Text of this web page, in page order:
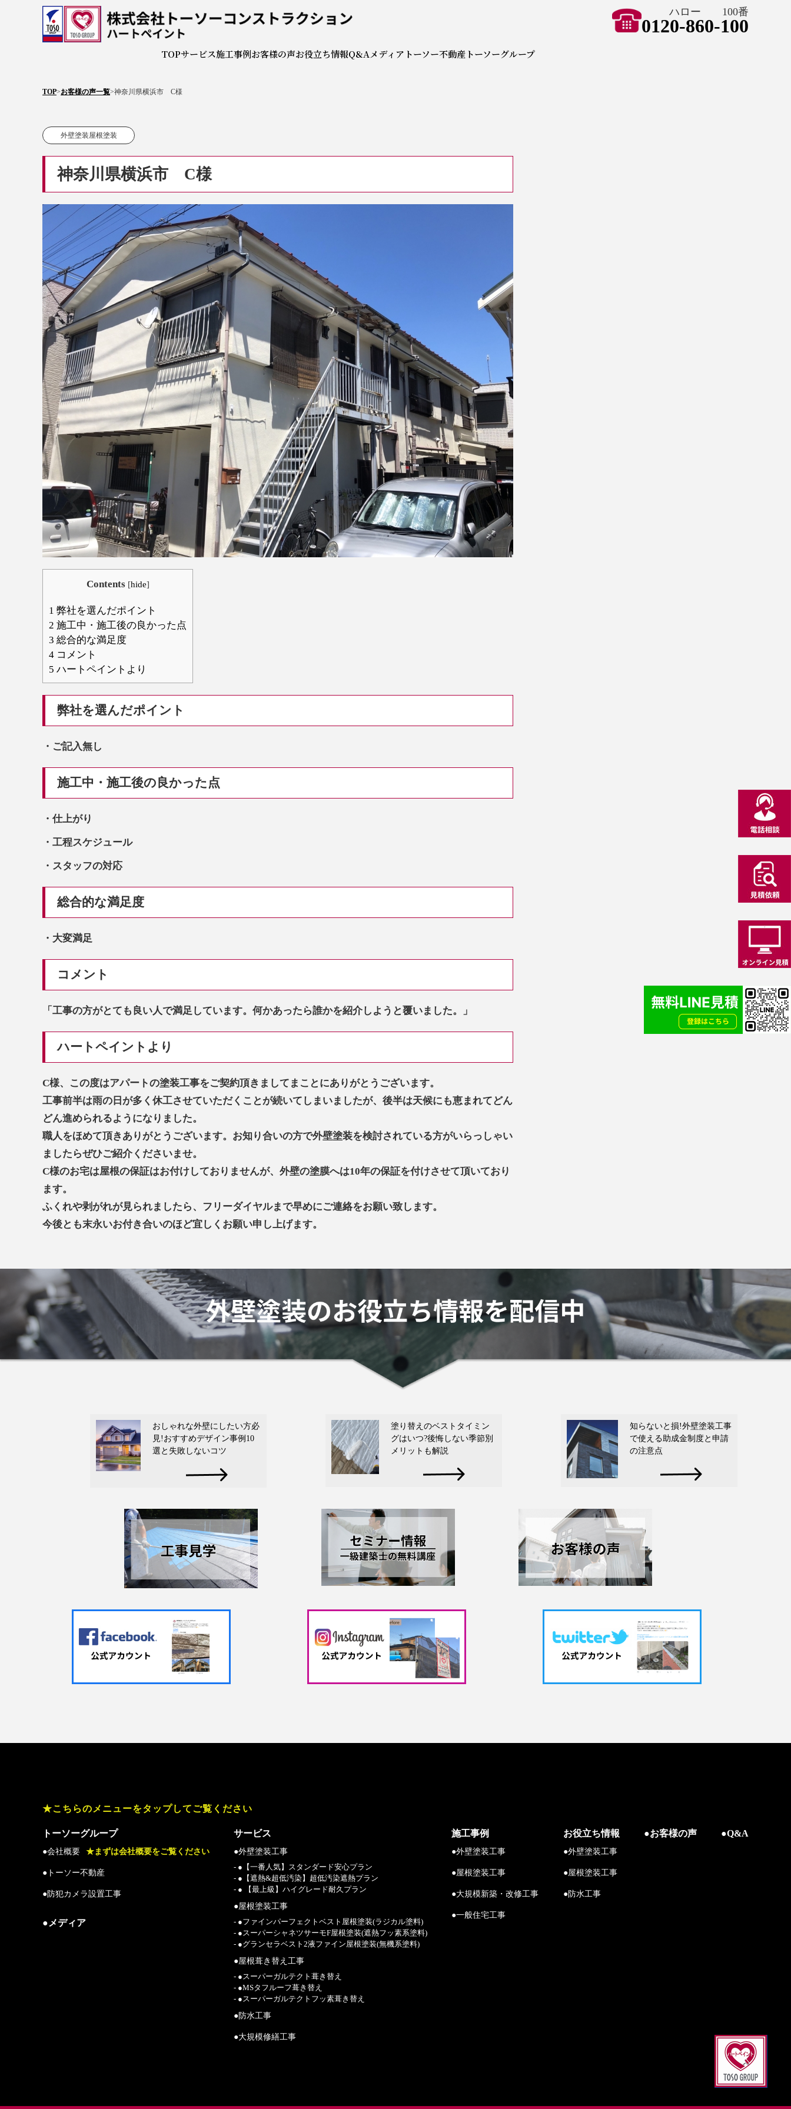
Scroll
株式会社トーソーコンストラクション ハートペイント
ハロー 100番
0120-860-100
TOPサービス施工事例お客様の声お役立ち情報Q&Aメディア トーソー不動産トーソーグループ
TOP>お客様の声一覧>神奈川県横浜市 C様
外壁塗装屋根塗装
神奈川県横浜市 C様
Contents [hide]
1 弊社を選んだポイント
2 施工中・施工後の良かった点
3 総合的な満足度
4 コメント
5 ハートペイントより
弊社を選んだポイント
・ご記入無し
施工中・施工後の良かった点
・仕上がり
・工程スケジュール
・スタッフの対応
総合的な満足度
・大変満足
コメント
「工事の方がとても良い人で満足しています。何かあったら誰かを紹介しようと覆いました。」
ハートペイントより
C様、この度はアパートの塗装工事をご契約頂きましてまことにありがとうございます。
工事前半は雨の日が多く休工させていただくことが続いてしまいましたが、後半は天候にも恵まれてどん
どん進められるようになりました。
職人をほめて頂きありがとうございます。お知り合いの方で外壁塗装を検討されている方がいらっしゃい
ましたらぜひご紹介くださいませ。
C様のお宅は屋根の保証はお付けしておりませんが、外壁の塗膜へは10年の保証を付けさせて頂いており
ます。
ふくれや剥がれが見られましたら、フリーダイヤルまで早めにご連絡をお願い致します。
今後とも末永いお付き合いのほど宜しくお願い申し上げます。
おしゃれな外壁にしたい方必
見!おすすめデザイン事例10
選と失敗しないコツ
塗り替えのベストタイミン
グはいつ?後悔しない季節別
メリットも解説
知らないと損!外壁塗装工事
で使える助成金制度と申請
の注意点
★こちらのメニューをタップしてご覧ください
トーソーグループ
●会社概要 ★まずは会社概要をご覧ください
●トーソー不動産
●防犯カメラ設置工事
●メディア
サービス
●外壁塗装工事
- ●【一番人気】スタンダード安心プラン
- ●【遮熱&超低汚染】超低汚染遮熱プラン
- ● 【最上級】ハイグレード耐久プラン
●屋根塗装工事
- ●ファインパーフェクトベスト屋根塗装(ラジカル塗料)
- ●スーパーシャネツサーモF屋根塗装(遮熱フッ素系塗料)
- ●グランセラベスト2液ファイン屋根塗装(無機系塗料)
●屋根葺き替え工事
- ●スーパーガルテクト葺き替え
- ●MSタフルーフ葺き替え
- ●スーパーガルテクトフッ素葺き替え
●防水工事
●大規模修繕工事
施工事例
●外壁塗装工事
●屋根塗装工事
●大規模新築・改修工事
●一般住宅工事
お役立ち情報
●外壁塗装工事
●屋根塗装工事
●防水工事
●お客様の声 ●Q&A